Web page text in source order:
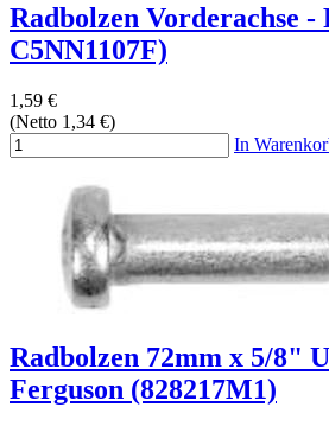
Radbolzen Vorderachse -
C5NN1107F)
1,59 €
(Netto 1,34 €)
In
Radbolzen 72mm x 5/8"
Ferguson (828217M1)